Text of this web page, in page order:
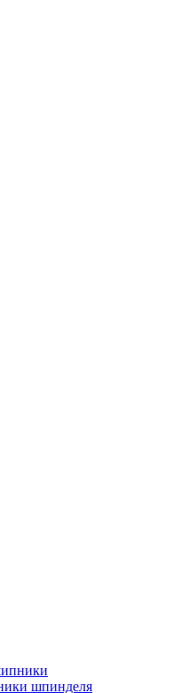
шпинделя